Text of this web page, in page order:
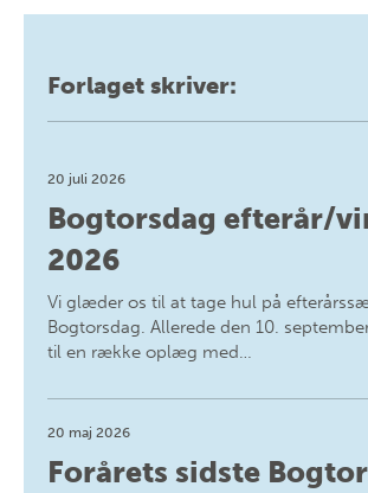
Forlaget skriver:
20 juli 2026
Bogtorsdag efterår/
2026
Vi glæder os til at tage hul på
Bogtorsdag. Allerede den 10.
til en række oplæg med…
20 maj 2026
Forårets sidste